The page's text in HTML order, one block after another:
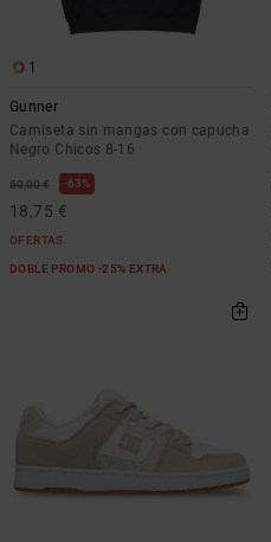
1
Gunner
Camiseta sin mangas con capucha
Negro Chicos 8-16
50,00 € 63%
18,75 €
OFERTAS
DOBLE PROMO -25% EXTRA